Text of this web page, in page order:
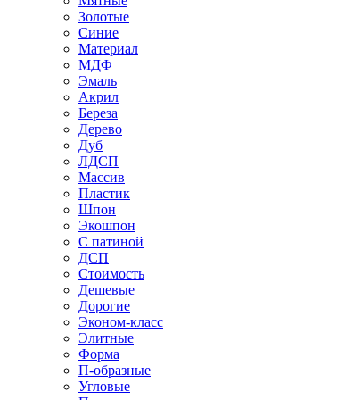
Золотые
Синие
Материал
МДФ
Эмаль
Акрил
Береза
Дерево
Дуб
ЛДСП
Массив
Пластик
Шпон
Экошпон
С патиной
ДСП
Стоимость
Дешевые
Дорогие
Эконом-класс
Элитные
Форма
П-образные
Угловые